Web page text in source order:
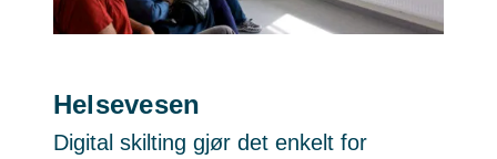
Helsevesen
Digital skilting gjør det enkelt for